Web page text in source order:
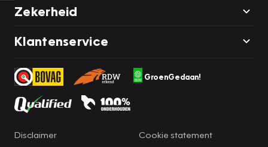
Zekerheid
Klantenservice
GroenGedaan!
Disclaimer
Cookie statement